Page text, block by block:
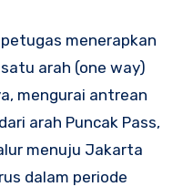
menerapkan
arah (one way)
mengurai antrean
arah Puncak Pass,
menuju Jakarta
dalam periode